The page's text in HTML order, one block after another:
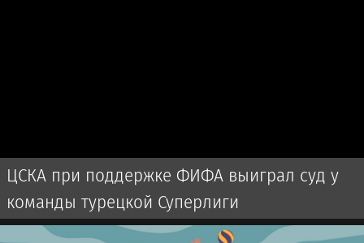
ЦСКА при поддержке ФИФА выиграл суд у
команды турецкой Суперлиги